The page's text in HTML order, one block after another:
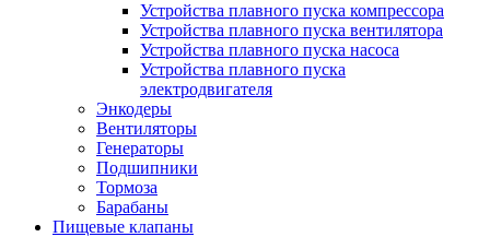
Устройства плавного пуска компрессора
Устройства плавного пуска вентилятора
Устройства плавного пуска насоса
Устройства плавного пуска
электродвигателя
Энкодеры
Вентиляторы
Генераторы
Подшипники
Тормоза
Барабаны
Пищевые клапаны